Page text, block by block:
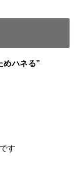
めハネる”
す